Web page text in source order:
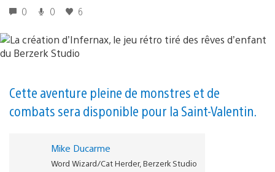
0 0 6
Cette aventure pleine de monstres et de
combats sera disponible pour la Saint-Valentin.
Mike Ducarme
Word Wizard/Cat Herder, Berzerk Studio